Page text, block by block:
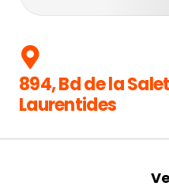
894, Bd de la
Laurentides